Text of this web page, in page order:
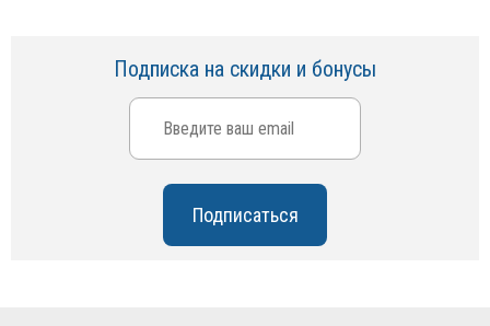
Подписка на скидки и бонусы